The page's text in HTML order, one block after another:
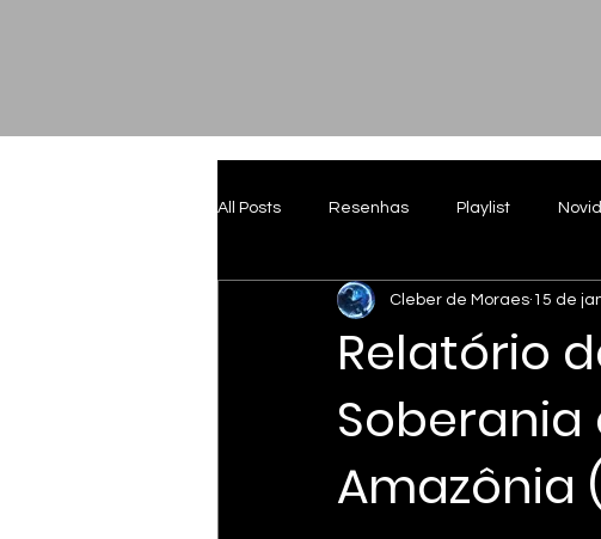
All Posts Resenhas Playlist
Relatório
Soberania
Amazônia
Cleber de Moraes 15 de